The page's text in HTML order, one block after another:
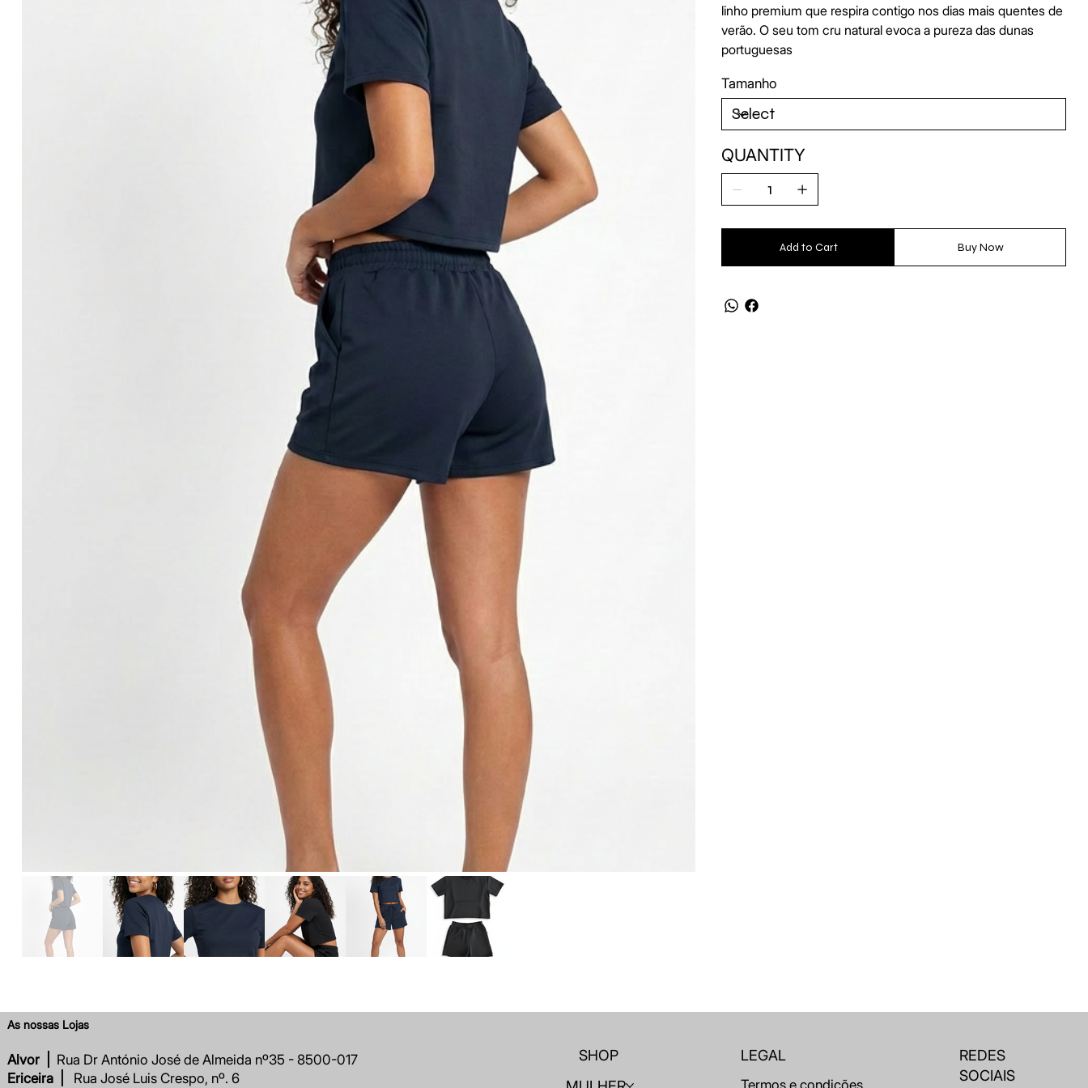
linho premium que respira contigo nos dias mais quentes de
verão. O seu tom cru natural evoca a pureza das dunas
portuguesas
Tamanho
QUANTITY
Add to Cart Buy Now
As nossas Lojas
Alvor |
Rua Dr António José de Almeida nº35 - 8500-017
Ericeira |
Rua José Luis Crespo, nº. 6
SHOP
LEGAL
REDES
SOCIAIS